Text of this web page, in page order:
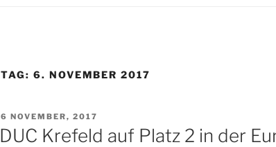
TAG: 6. NOVEMBER 2017
VERÖFFENTLICHT
AM
6 NOVEMBER, 2017
DUC Krefeld auf Platz 2 in der